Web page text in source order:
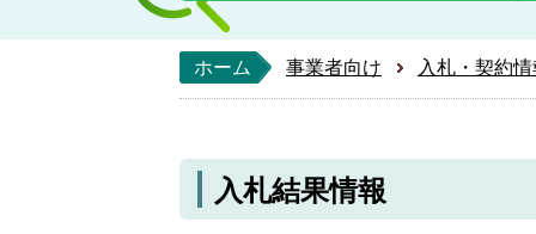
ホーム 事業者向け 入札・契約
入札結果情報